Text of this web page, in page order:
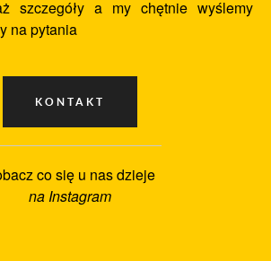
szczegóły a my chętnie wyślemy
na pytania
co się u nas dzieje
na Instagram